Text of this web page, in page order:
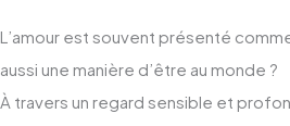
L’amour est souvent présenté
aussi une manière d’être au monde ?
À travers un regard sensible et